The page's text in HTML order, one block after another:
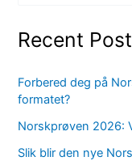
Recent
Forbered deg på
formatet?
Norskprøven 2026:
Slik blir den nye